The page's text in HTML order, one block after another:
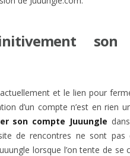
son
et le lien pour
d’un compte n’est en rien
son compte Juuungle
de rencontres ne sont pas
lorsque l’on tente de se